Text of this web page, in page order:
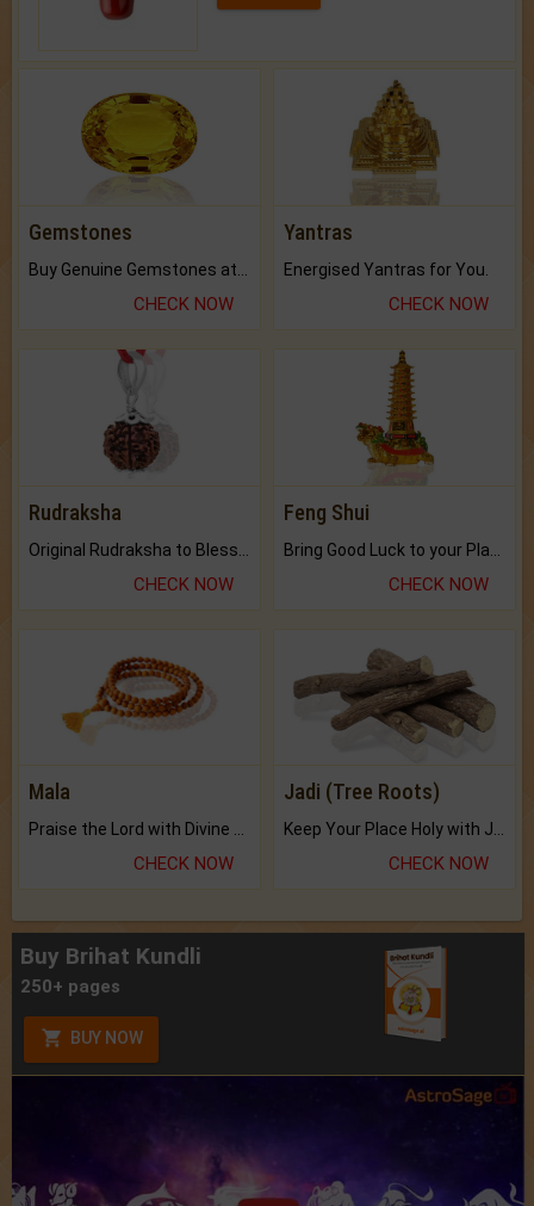
Gemstones
CHECK NOW
Yantras
Energised Yantras for You.
CHECK NOW
Rudraksha
CHECK NOW
Feng Shui
CHECK NOW
Mala
Praise the Lord with Divine Energies of Mala.
CHECK NOW
Jadi (Tree Roots)
Keep Your Place Holy with Jadi.
CHECK NOW
Buy Brihat Kundli
250+ pages
BUY NOW